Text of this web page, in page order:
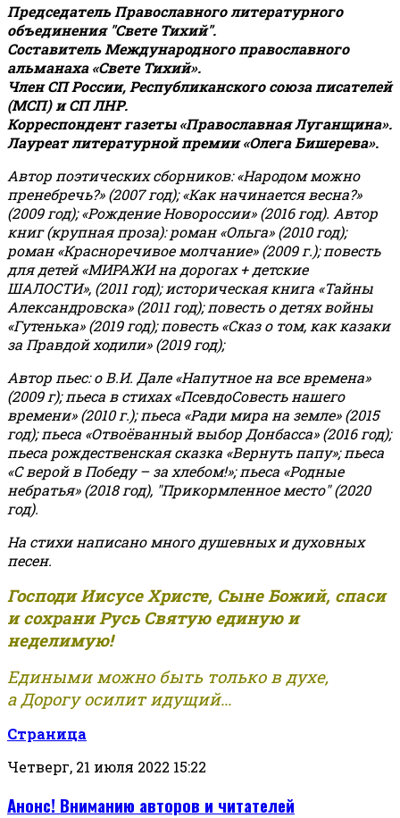
Председатель Православного литературного
объединения "Свете Тихий".
Составитель Международного православного
альманаха «Свете Тихий».
Член СП России, Республиканского союза писателей
(МСП) и СП ЛНР.
Корреспондент газеты «Православная Луганщина».
Лауреат литературной премии «Олега Бишерева».
Автор поэтических сборников: «Народом можно
пренебречь?» (2007 год); «Как начинается весна?»
(2009 год); «Рождение Новороссии» (2016 год). Автор
книг (крупная проза): роман «Ольга» (2010 год);
роман «Красноречивое молчание» (2009 г.); повесть
для детей «МИРАЖИ на дорогах + детские
ШАЛОСТИ», (2011 год); историческая книга «Тайны
Александровска» (2011 год); повесть о детях войны
«Гутенька» (2019 год); повесть «Сказ о том, как казаки
за Правдой ходили» (2019 год);
Автор пьес: о В.И. Дале «Напутное на все времена»
(2009 г); пьеса в стихах «ПсевдоСовесть нашего
времени» (2010 г.); пьеса «Ради мира на земле» (2015
год); пьеса «Отвоёванный выбор Донбасса» (2016 год);
пьеса рождественская сказка «Вернуть папу»; пьеса
«С верой в Победу – за хлебом!»;пьеса «Родные
небратья» (2018 год), "Прикормленное место" (2020
год).
На стихи написано много душевных и духовных
песен.
Господи Иисусе Христе, Сыне Божий, спаси
и сохрани Русь Святую единую и
неделимую!
Едиными можно быть только в духе,
а Дорогу осилит идущий...
Страница
Четверг, 21 июля 2022 15:22
Анонс! Вниманию авторов и читателей